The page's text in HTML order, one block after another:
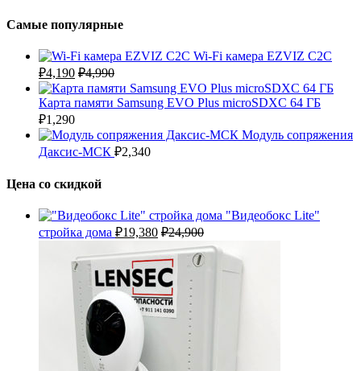
Самые популярные
Wi-Fi камера EZVIZ C2C
₽4,190 ₽4,990
Карта памяти Samsung EVO Plus microSDXC 64 ГБ
₽1,290
Модуль сопряжения
Даксис-МСК ₽2,340
Цена со скидкой
"Видеобокс Lite"
стройка дома ₽19,380 ₽24,900